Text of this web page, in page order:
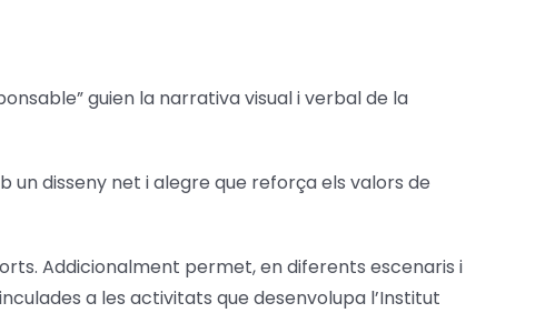
guien la narrativa visual i verbal de la
un disseny net i alegre que reforça els valors de
Addicionalment permet, en diferents escenaris i
a les activitats que desenvolupa l’Institut